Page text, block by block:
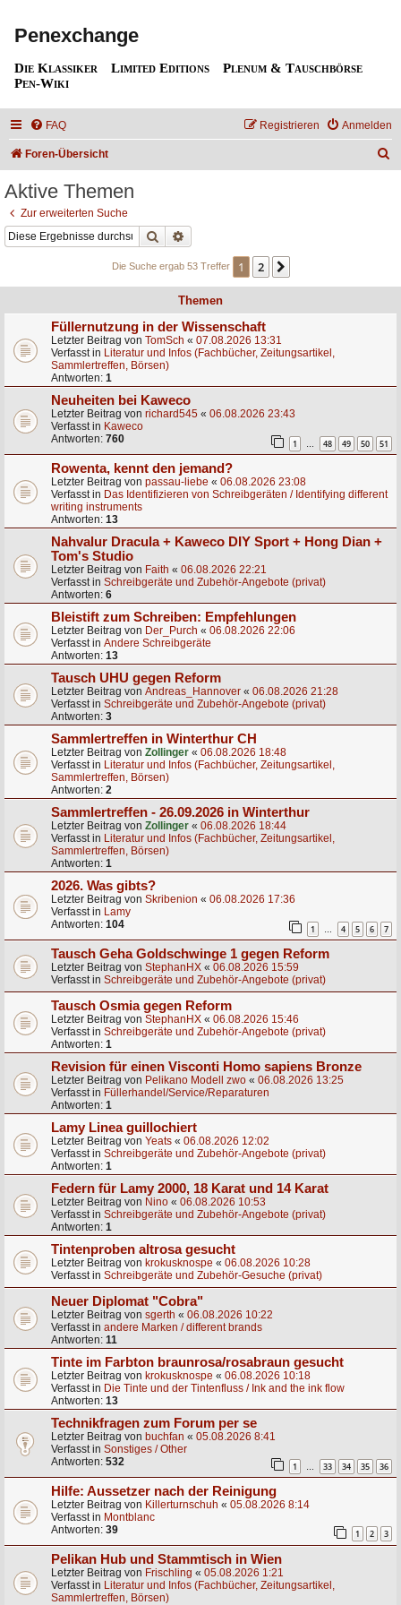
Penexchange
Die Klassiker Limited Editions
Plenum & Tauschbörse
Pen-Wiki
FAQ Anmelden
Registrieren
Foren-Übersicht
Aktive Themen
Zur erweiterten Suche
Suche
Die Suche ergab 53 Treffer 1 2
Themen
Füllernutzung in der Wissenschaft
Letzter Beitrag von TomSch « 07.08.2026 13:31
Verfasst in Literatur und Infos (Fachbücher, Zeitungsartikel,
Sammlertreffen, Börsen)
Antworten: 1
Neuheiten bei Kaweco
Letzter Beitrag von richard545 « 06.08.2026 23:43
Verfasst in Kaweco
Antworten: 760 1 … 48 49 50 51
Rowenta, kennt den jemand?
Letzter Beitrag von passau-liebe « 06.08.2026 23:08
Verfasst in Das Identifizieren von Schreibgeräten / Identifying different
writing instruments
Antworten: 13
Nahvalur Dracula + Kaweco DIY Sport + Hong Dian +
Tom's Studio
Letzter Beitrag von Faith « 06.08.2026 22:21
Verfasst in Schreibgeräte und Zubehör-Angebote (privat)
Antworten: 6
Bleistift zum Schreiben: Empfehlungen
Letzter Beitrag von Der_Purch « 06.08.2026 22:06
Verfasst in Andere Schreibgeräte
Antworten: 13
Tausch UHU gegen Reform
Letzter Beitrag von Andreas_Hannover « 06.08.2026 21:28
Verfasst in Schreibgeräte und Zubehör-Angebote (privat)
Antworten: 3
Sammlertreffen in Winterthur CH
Letzter Beitrag von Zollinger « 06.08.2026 18:48
Verfasst in Literatur und Infos (Fachbücher, Zeitungsartikel,
Sammlertreffen, Börsen)
Antworten: 2
Sammlertreffen - 26.09.2026 in Winterthur
Letzter Beitrag von Zollinger « 06.08.2026 18:44
Verfasst in Literatur und Infos (Fachbücher, Zeitungsartikel,
Sammlertreffen, Börsen)
Antworten: 1
2026. Was gibts?
Letzter Beitrag von Skribenion « 06.08.2026 17:36
Verfasst in Lamy
Antworten: 104 1 … 4 5 6 7
Tausch Geha Goldschwinge 1 gegen Reform
Letzter Beitrag von StephanHX « 06.08.2026 15:59
Verfasst in Schreibgeräte und Zubehör-Angebote (privat)
Tausch Osmia gegen Reform
Letzter Beitrag von StephanHX « 06.08.2026 15:46
Verfasst in Schreibgeräte und Zubehör-Angebote (privat)
Antworten: 1
Revision für einen Visconti Homo sapiens Bronze
Letzter Beitrag von Pelikano Modell zwo « 06.08.2026 13:25
Verfasst in Füllerhandel/Service/Reparaturen
Antworten: 1
Lamy Linea guillochiert
Letzter Beitrag von Yeats « 06.08.2026 12:02
Verfasst in Schreibgeräte und Zubehör-Angebote (privat)
Antworten: 1
Federn für Lamy 2000, 18 Karat und 14 Karat
Letzter Beitrag von Nino « 06.08.2026 10:53
Verfasst in Schreibgeräte und Zubehör-Angebote (privat)
Antworten: 1
Tintenproben altrosa gesucht
Letzter Beitrag von krokusknospe « 06.08.2026 10:28
Verfasst in Schreibgeräte und Zubehör-Gesuche (privat)
Neuer Diplomat "Cobra"
Letzter Beitrag von sgerth « 06.08.2026 10:22
Verfasst in andere Marken / different brands
Antworten: 11
Tinte im Farbton braunrosa/rosabraun gesucht
Letzter Beitrag von krokusknospe « 06.08.2026 10:18
Verfasst in Die Tinte und der Tintenfluss / Ink and the ink flow
Antworten: 13
Technikfragen zum Forum per se
Letzter Beitrag von buchfan « 05.08.2026 8:41
Verfasst in Sonstiges / Other
Antworten: 532 1 33 34 35 36
Hilfe: Aussetzer nach der Reinigung
Letzter Beitrag von Killerturnschuh « 05.08.2026 8:14
Verfasst in Montblanc
Antworten: 39 1 2 3
Pelikan Hub und Stammtisch in Wien
Letzter Beitrag von Frischling « 05.08.2026 1:21
Verfasst in Literatur und Infos (Fachbücher, Zeitungsartikel,
Sammlertreffen, Börsen)